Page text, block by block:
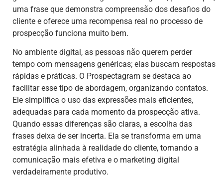
uma frase que demonstra compreensão dos desafios do
cliente e oferece uma recompensa real no processo de
prospecção funciona muito bem.
No ambiente digital, as pessoas não querem perder
tempo com mensagens genéricas; elas buscam respostas
rápidas e práticas. O Prospectagram se destaca ao
facilitar esse tipo de abordagem, organizando contatos.
Ele simplifica o uso das expressões mais eficientes,
adequadas para cada momento da prospecção ativa.
Quando essas diferenças são claras, a escolha das
frases deixa de ser incerta. Ela se transforma em uma
estratégia alinhada à realidade do cliente, tornando a
comunicação mais efetiva e o marketing digital
verdadeiramente produtivo.